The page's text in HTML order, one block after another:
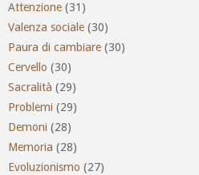
Attenzione (31)
Valenza sociale (30)
Paura di cambiare (30)
Cervello (30)
Sacralità (29)
Problemi (29)
Demoni (28)
Memoria (28)
Evoluzionismo (27)